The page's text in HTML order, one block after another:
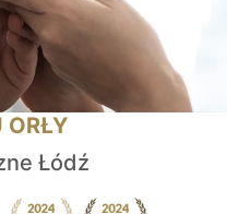
ORŁY
Łódź